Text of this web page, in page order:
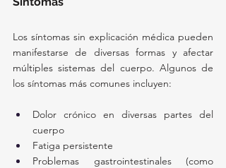
Los síntomas sin explicación médica pueden
manifestarse de diversas formas y afectar
múltiples sistemas del cuerpo. Algunos de
los síntomas más comunes incluyen:
Dolor crónico en diversas partes del
cuerpo
Fatiga persistente
Problemas gastrointestinales (como